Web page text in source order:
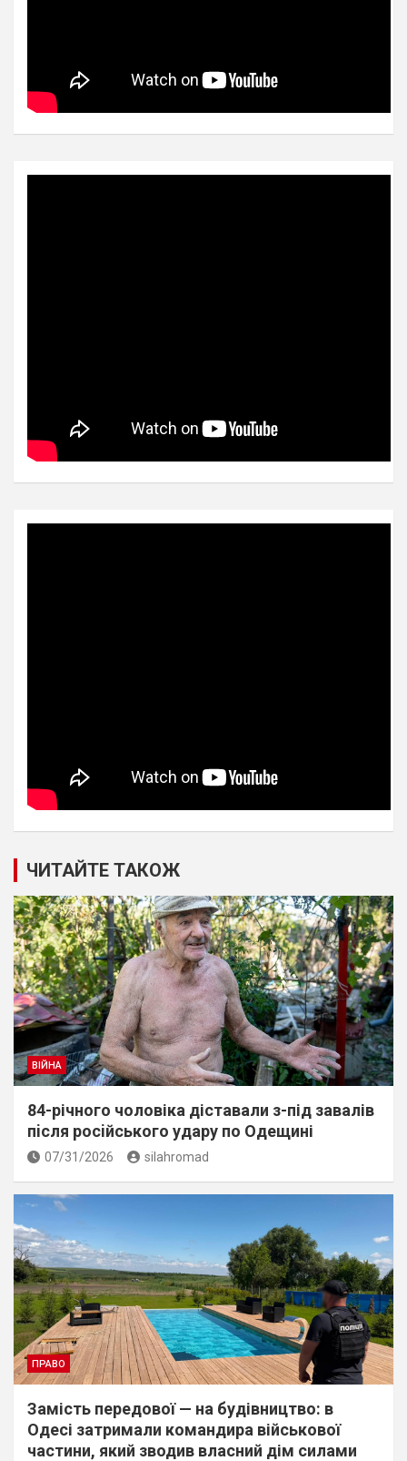
ЧИТАЙТЕ ТАКОЖ
ВІЙНА
84-річного чоловіка діставали з-під завалів
пiсля росiйського удару по Одещині
07/31/2026 silahromad
ПРАВО
Замість передової — на будівництво: в
Одесі затримали командира військової
частини, який зводив власний дім силами